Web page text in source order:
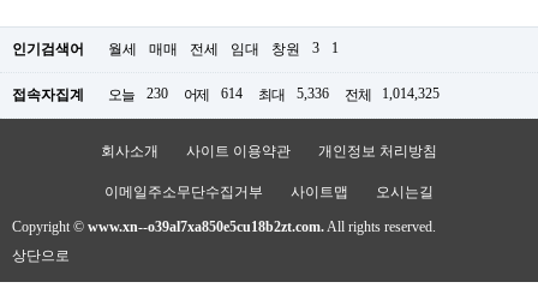
인기검색어 월세 매매 전세 임대 창원 3 1
접속자집계 오늘 230 어제 614 최대 5,336 전체 1,014,325
회사소개 사이트 이용약관 개인정보 처리방침
이메일주소무단수집거부 사이트맵 오시는길
Copyright © www.xn--o39al7xa850e5cu18b2zt.com.All rights reserved.
상단으로